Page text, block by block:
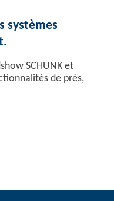
systèmes
SCHUNK et
de près,